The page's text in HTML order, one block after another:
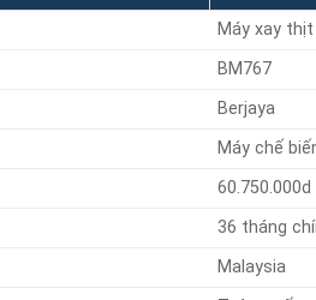
Máy xay
BM767
Berjaya
Máy chế
60.750.000d
36 tháng
Malaysia